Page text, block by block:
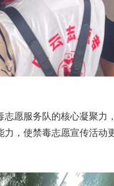
愿服务队的核心凝聚力
，使禁毒志愿宣传活动